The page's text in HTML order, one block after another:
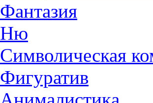
Фантазия
Ню
Символическая
Фигуратив